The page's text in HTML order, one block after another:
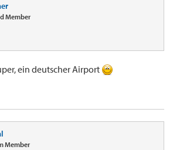
Member
ein deutscher Airport
Member